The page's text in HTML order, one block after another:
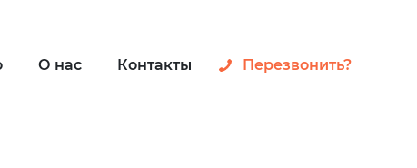
О нас Контакты Перезвонить?